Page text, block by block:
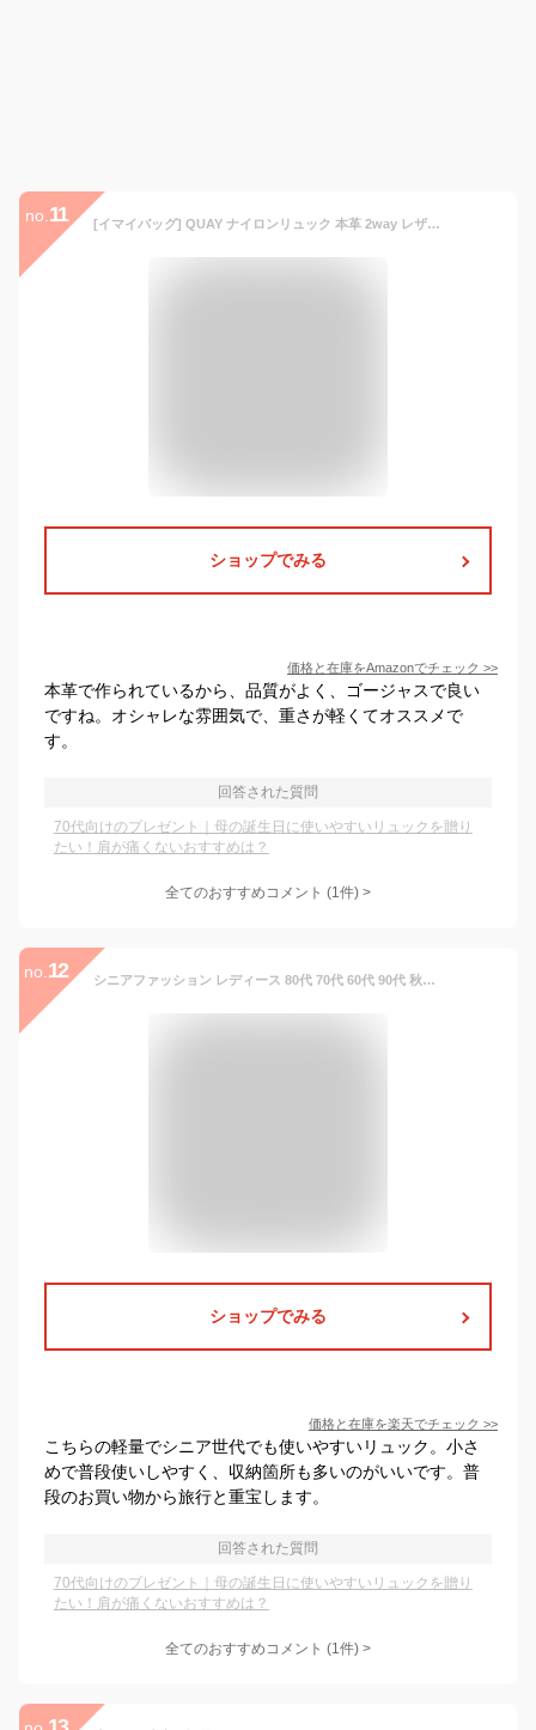
no. 11 [イマイバッグ] QUAY ナイロンリュック 本革 2way レザー リュック レディースリュック マザー 通勤 リュックサック 軽量 牛革 撥水 シンプル バッグ レディース 母の日 99373 (カーキ)
ショップでみる
価格と在庫をAmazonでチェック >>
本革で作られているから、品質がよく、ゴージャスで良い
ですね。オシャレな雰囲気で、重さが軽くてオススメで
す。
回答された質問
70代向けのプレゼント｜母の誕生日に使いやすいリュックを贈り
たい！肩が痛くないおすすめは？
全てのおすすめコメント (1件) >
no. 12 シニアファッション レディース 80代 70代 60代 90代 秋冬 多収納&軽量 小さめエレガントリュック おばあちゃん 服 誕生日 プレゼント 婦人服 女性 ハイミセス ミセス 祖母 お年寄り 老人 高齢者 ギフト無料
ショップでみる
価格と在庫を楽天でチェック >>
こちらの軽量でシニア世代でも使いやすいリュック。小さ
めで普段使いしやすく、収納箇所も多いのがいいです。普
段のお買い物から旅行と重宝します。
回答された質問
70代向けのプレゼント｜母の誕生日に使いやすいリュックを贈り
たい！肩が痛くないおすすめは？
全てのおすすめコメント (1件) >